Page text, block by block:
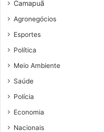
Camapuã
Agronegócios
Esportes
Política
Meio Ambiente
Saúde
Polícia
Economia
Nacionais